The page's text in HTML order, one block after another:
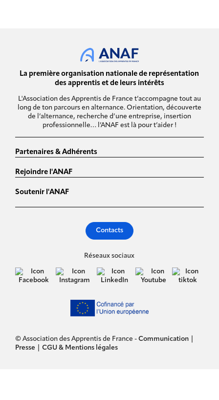
La première organisation nationale de représentation
des apprentis et de leurs intérêts
L'Association des Apprentis de France t’accompagne tout au
long de ton parcours en alternance. Orientation, découverte
de l’alternance, recherche d’une entreprise, insertion
professionnelle… l’ANAF est là pour t’aider !
Partenaires & Adhérents
Rejoindre l'ANAF
Soutenir l'ANAF
Contacts
© Association des Apprentis de France -Communication
Presse |CGU & Mentions légales
Réseaux sociaux